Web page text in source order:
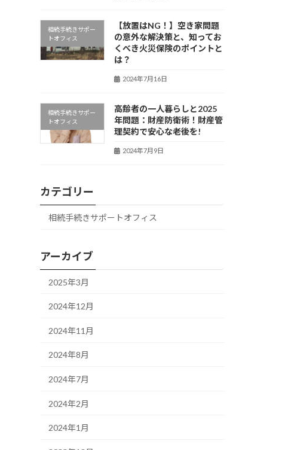
相続手続きサポー
トオフィス
【放置はNG！】空き家問題
の意外な解決策と、知ってお
くべき火災保険のポイントと
は？
2024年7月16日
相続手続きサポー
トオフィス
高齢者の一人暮らしと2025
年問題：財産防衛術！財産管
理契約で安心な老後を!
2024年7月9日
カテゴリー
相続手続きサポートオフィス
アーカイブ
2025年3月
2024年12月
2024年11月
2024年8月
2024年7月
2024年2月
2024年1月